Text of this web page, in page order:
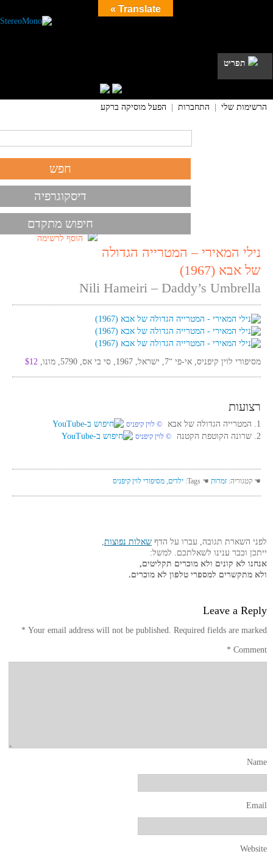
תפריט
הרשימות שלי התחברות הפעל מוסיקה ברקע
דיסקוגרפיה
חיפוש מתקדם
הוסף לרשימה
נילי המאירי – המטרייה הגדולה
של אבא (1967)
Nili Hameiri – Daddy’s Umbrella
מסיפורי לוין קיפניס, אי-פי “7, ישראל, 1967, סי בי אס, 5790, מונו, $12
רצועות
1. המטרייה הגדולה של אבא ‏ © לוין קיפניס
2. שרונה הקוטפת הקטנה ‏ © לוין קיפניס
☚ קטגוריה: זמרות ☚ Tags: ילדים, מסיפורי לוין קיפניס
לפני השארת תגובה, עברו על הדף שאלות נפוצות,
ייתכן וכבר ענינו לשאלתכם. למשל:
אנחנו לא קונים ולא מוכרים תקליטים,
ולא מתקשרים למספרי טלפון לא מוכרים.
Leave a Reply
Your email address will not be published. Required fields are marked
*
Comment
*
Name
Email
Website
Translate »